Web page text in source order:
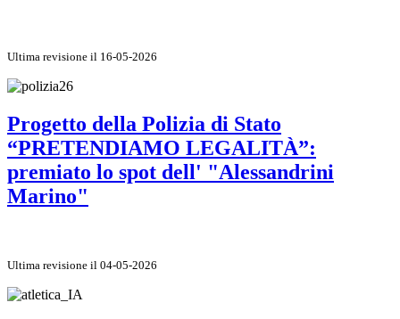
Ultima revisione il 16-05-2026
Progetto della Polizia di Stato
“PRETENDIAMO LEGALITÀ”:
premiato lo spot dell' "Alessandrini
Marino"
Ultima revisione il 04-05-2026